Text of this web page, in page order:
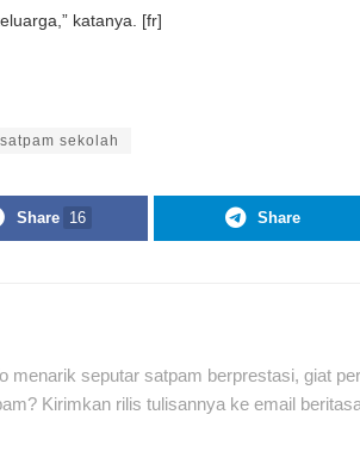
katanya. [fr]
satpam sekolah
Share 16 Share
menarik seputar satpam berprestasi, giat
Kirimkan rilis tulisannya ke email